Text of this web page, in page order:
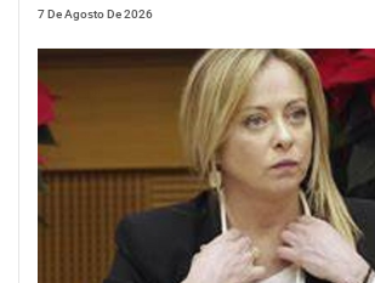
7 De Agosto De 2026